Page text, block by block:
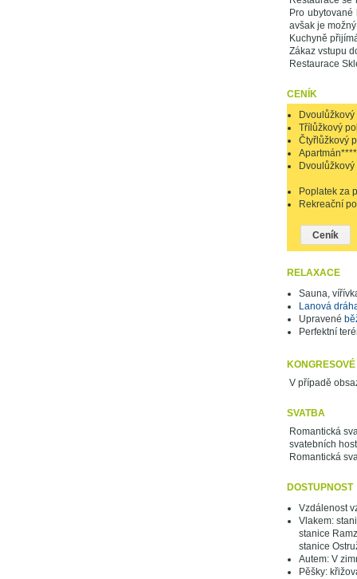
Pro
avšak je
Kuchyně
Zákaz vstupu
Restaurace
CENÍK
Třílůžkový
Čtyřlůžkový
Poplatek za
Rekreační
Ceník
RELAXACE
Sauna,
Lanová
Upravené
Perfektní
V případě
SVATBA
Romantická
svatebních
Romantická
DOSTUPNOST
Vzdálenost
Vlakem:
stanice
stanice
Autem: V
Pěšky: